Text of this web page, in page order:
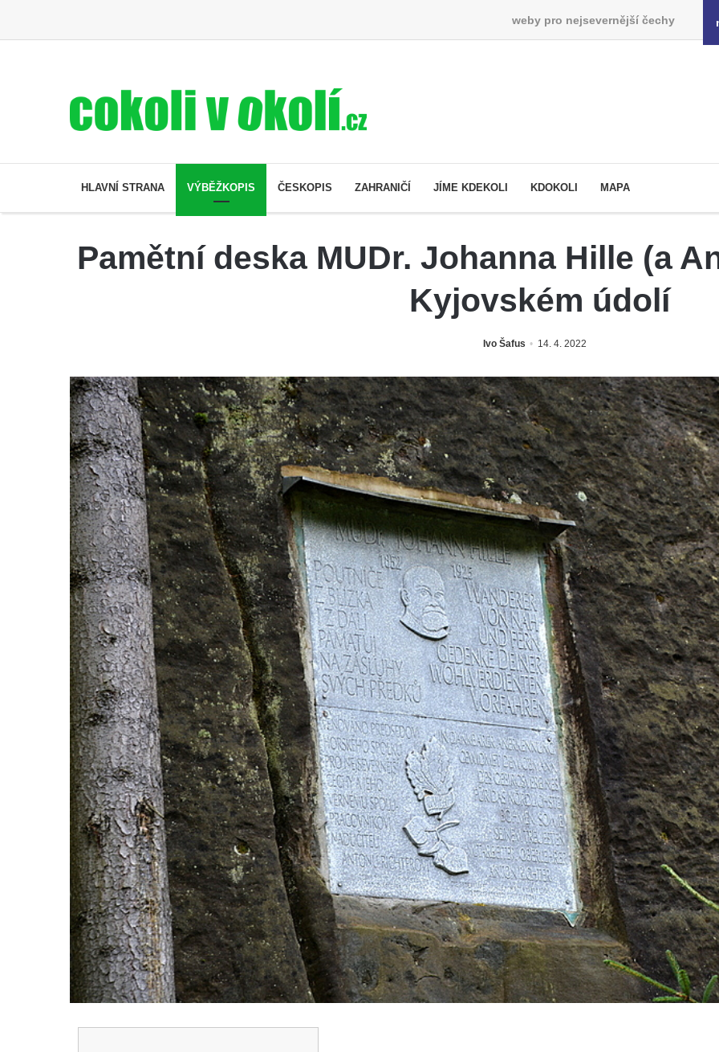
weby pro nejsevernější čechy
HLAVNÍ STRANA VÝBĚŽKOPIS ČESKOPIS ZAHRANIČÍ JÍME KDEKOLI KDOKOLI MAPA
Pamětní deska MUDr. Johanna Hille (a
Kyjovském údolí
Ivo Šafus 14. 4. 2022